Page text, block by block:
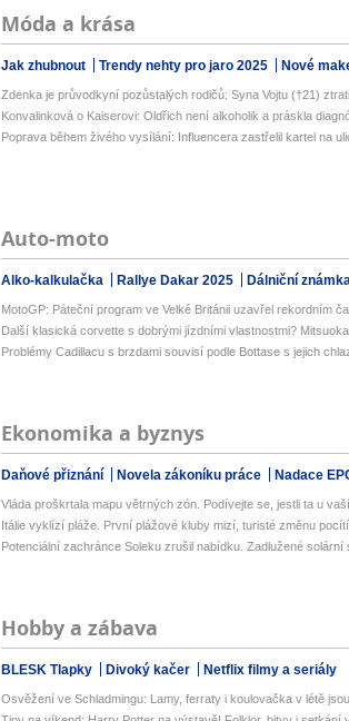
Móda a krása
Jak zhubnout Trendy nehty pro jaro 2025 Nové
Zdenka je průvodkyní pozůstalých rodičů: Syna Vojtu (†21)
Konvalinková o Kaiserovi: Oldřich není alkoholik a práskla
Poprava během živého vysílání: Influencera zastřelil kartel na
Auto-moto
Alko-kalkulačka Rallye Dakar 2025 Dálniční
MotoGP: Páteční program ve Velké Británii uzavřel rekordním
Další klasická corvette s dobrými jízdními vlastnostmi?
Problémy Cadillacu s brzdami souvisí podle Bottase s jejich
Ekonomika a byznys
Daňové přiznání Novela zákoníku práce Nadace
Vláda proškrtala mapu větrných zón. Podívejte se, jestli ta u
Itálie vyklízí pláže. První plážové kluby mizí, turisté změnu
Potenciální zachránce Soleku zrušil nabídku. Zadlužené solární
Hobby a zábava
BLESK Tlapky Divoký kačer Netflix filmy a seriály
Osvěžení ve Schladmingu: Lamy, ferraty i koulovačka v létě